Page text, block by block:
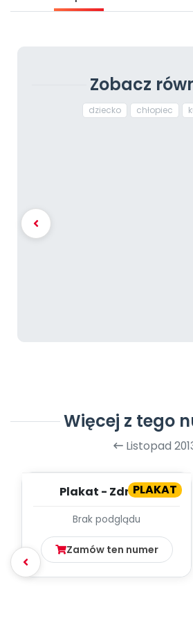
Zobacz
dziecko chłopiec
Więcej z tego
Listopad
PLAKAT
Plakat - Zdrowe
Brak podglądu
Zamów ten numer